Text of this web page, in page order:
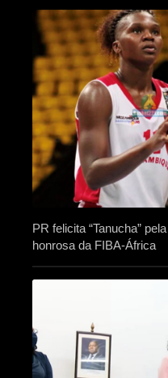
PR felicita “Tanucha”
honrosa da FIBA-África